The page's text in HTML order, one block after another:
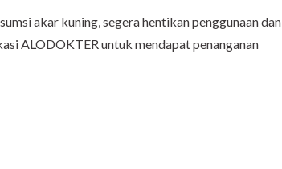
akar kuning, segera hentikan penggunaan dan
ALODOKTER untuk mendapat penanganan